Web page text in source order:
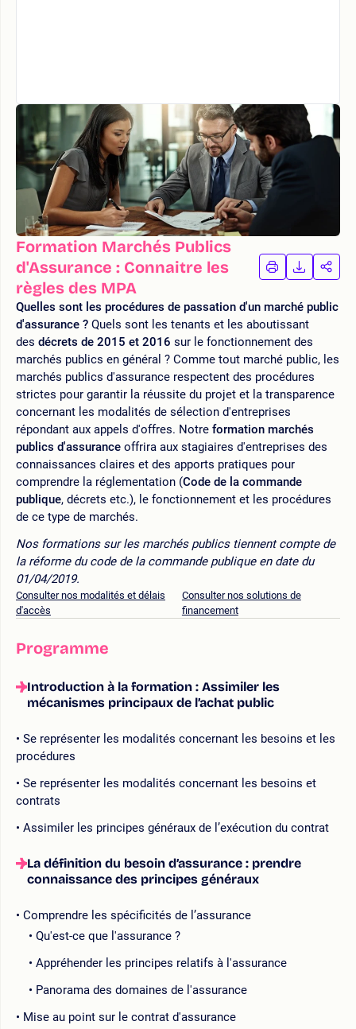
Formation Marchés Publics
d'Assurance : Connaitre les
règles des MPA
IMPRIMER
LA
LA
Quelles sont les procédures de passation d'un marché public
d'assurance ? Quels sont les tenants et les aboutissant
des décrets de 2015 et 2016 sur le fonctionnement des
marchés publics en général ? Comme tout marché public, les
marchés publics d'assurance respectent des procédures
strictes pour garantir la réussite du projet et la transparence
concernant les modalités de sélection d'entreprises
répondant aux appels d'offres. Notre formation marchés
publics d'assurance offrira aux stagiaires d'entreprises des
connaissances claires et des apports pratiques pour
comprendre la réglementation (Code de la commande
publique, décrets etc.), le fonctionnement et les procédures
de ce type de marchés.
Nos formations sur les marchés publics tiennent compte de
la réforme du code de la commande publique en date du
01/04/2019.
Consulter nos modalités et délais
d'accès
Consulter nos solutions de
financement
Programme
Introduction à la formation : Assimiler les
mécanismes principaux de l’achat public
Se représenter les modalités concernant les besoins et les
procédures
Se représenter les modalités concernant les besoins et
contrats
Assimiler les principes généraux de l’exécution du contrat
La définition du besoin d’assurance : prendre
connaissance des principes généraux
Comprendre les spécificités de l’assurance
Qu'est-ce que l'assurance ?
Appréhender les principes relatifs à l'assurance
Panorama des domaines de l'assurance
Mise au point sur le contrat d'assurance